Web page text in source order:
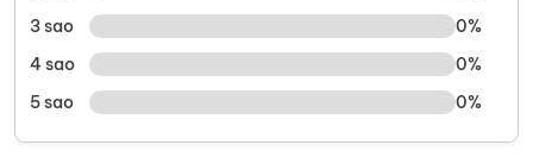
3 sao
0%
4 sao
0%
5 sao
0%